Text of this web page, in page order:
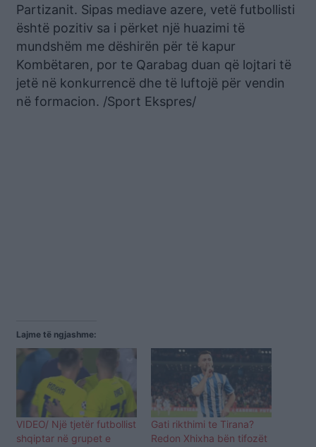
Partizanit. Sipas mediave azere, vetë futbollisti
është pozitiv sa i përket një huazimi të
mundshëm me dëshirën për të kapur
Kombëtaren, por te Qarabag duan që lojtari të
jetë në konkurrencë dhe të luftojë për vendin
në formacion. /Sport Ekspres/
Lajme të ngjashme:
VIDEO/ Një tjetër futbollist
shqiptar në grupet e
Gati rikthimi te Tirana?
Redon Xhixha bën tifozët